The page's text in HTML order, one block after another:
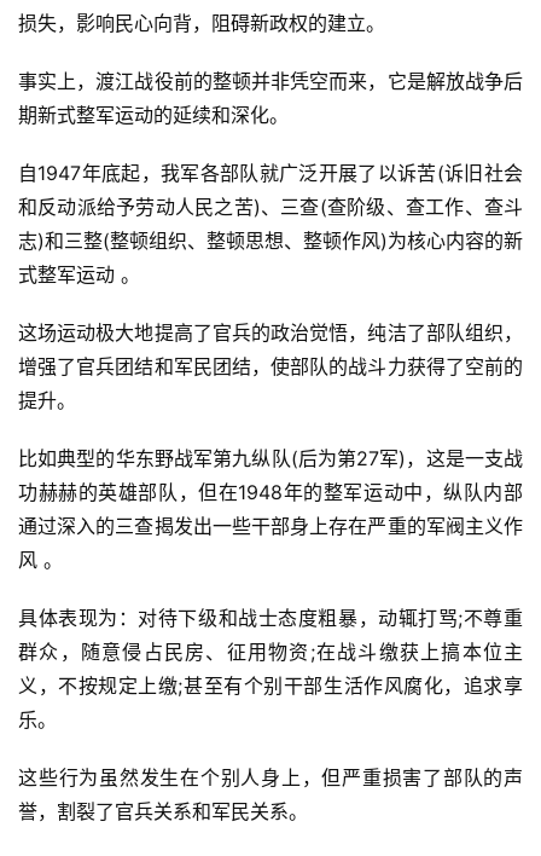
损失，影响民心向背，阻碍新政权的建立。
事实上，渡江战役前的整顿并非凭空而来，它是解放战争后
期新式整军运动的延续和深化。
自1947年底起，我军各部队就广泛开展了以诉苦(诉旧社会
和反动派给予劳动人民之苦)、三查(查阶级、查工作、查斗
志)和三整(整顿组织、整顿思想、整顿作风)为核心内容的新
式整军运动 。
这场运动极大地提高了官兵的政治觉悟，纯洁了部队组织，
增强了官兵团结和军民团结，使部队的战斗力获得了空前的
提升。
比如典型的华东野战军第九纵队(后为第27军)，这是一支战
功赫赫的英雄部队，但在1948年的整军运动中，纵队内部
通过深入的三查揭发出一些干部身上存在严重的军阀主义作
风 。
具体表现为：对待下级和战士态度粗暴，动辄打骂;不尊重
群众，随意侵占民房、征用物资;在战斗缴获上搞本位主
义，不按规定上缴;甚至有个别干部生活作风腐化，追求享
乐。
这些行为虽然发生在个别人身上，但严重损害了部队的声
誉，割裂了官兵关系和军民关系。